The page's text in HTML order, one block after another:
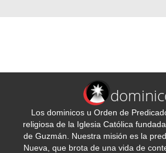
Los dominicos u Orden de
religiosa de la Iglesia Católica
de Guzmán. Nuestra misión es la
Nueva, que brota de una vida de